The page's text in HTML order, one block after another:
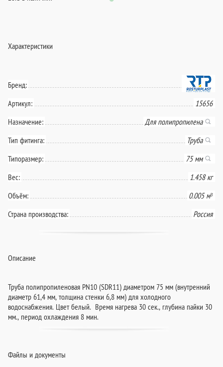
Характеристики
Бренд:
Артикул:
15656
Назначение:
Для полипропилена
Тип фитинга:
Труба
Типоразмер:
75 мм
Вес:
1.458 кг
Объём:
0.005 м³
Страна производства:
Россия
Описание
Труба полипропиленовая PN10 (SDR11) диаметром 75 мм (внутренний
диаметр 61,4 мм, толщина стенки 6,8 мм) для холодного
водоснабжения. Цвет белый. Время нагрева 30 сек., глубина пайки 30
мм., период охлаждения 8 мин.
Файлы и документы